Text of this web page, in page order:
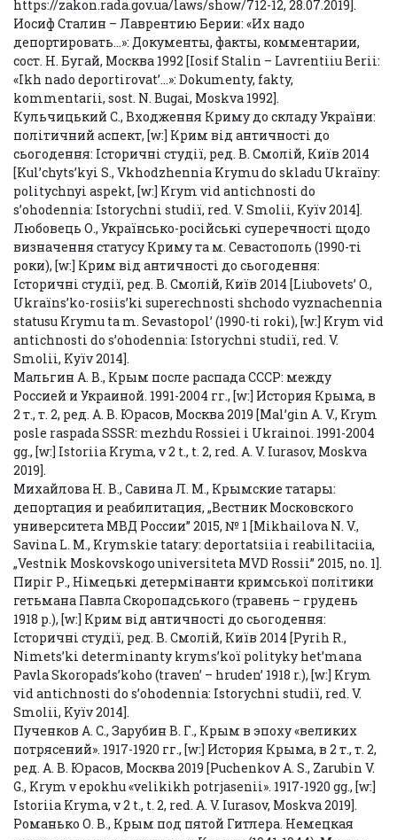
https://zakon.rada.gov.ua/laws/show/712-12, 28.07.2019].
Иосиф Сталин – Лаврентию Берии: «Их надо
депортировать…»: Документы, факты, комментарии,
сост. Н. Бугай, Москва 1992 [Iosif Stalin – Lavrentiiu Berii:
«Ikh nado deportirovat’…»: Dokumenty, fakty,
kommentarii, sost. N. Bugai, Moskva 1992].
Кульчицький С., Входження Криму до складу України:
політичний аспект, [w:] Крим від античності до
сьогодення: Історичні студії, ред. В. Смолій, Київ 2014
[Kul’chyts’kyi S., Vkhodzhennia Krymu do skladu Ukraїny:
polіtychnyi aspekt, [w:] Krym vіd antichnostі do
s’ohodennia: Іstorychnі studії, red. V. Smolіi, Kyїv 2014].
Любовець О., Українсько-російські суперечності щодо
визначення статусу Криму та м. Севастополь (1990-ті
роки), [w:] Крим від античності до сьогодення:
Історичні студії, ред. В. Смолій, Київ 2014 [Liubovets’ O.,
Ukraїns’ko-rosіis’kі superechnostі shchodo vyznachennia
statusu Krymu ta m. Sevastopol’ (1990-tі roki), [w:] Krym vіd
antichnostі do s’ohodennia: Іstorychnі studії, red. V.
Smolіi, Kyїv 2014].
Мальгин А. В., Крым после распада СССР: между
Россией и Украиной. 1991-2004 гг., [w:] История Крыма, в
2 т., т. 2, ред. А. В. Юрасов, Москва 2019 [Mal’gin A. V., Krym
posle raspada SSSR: mezhdu Rossiei i Ukrainoi. 1991-2004
gg., [w:] Istoriia Kryma, v 2 t., t. 2, red. A. V. Iurasov, Moskva
2019].
Михайлова Н. В., Савина Л. М., Крымские татары:
депортация и реабилитация, „Вестник Московского
университета МВД России” 2015, № 1 [Mikhailova N. V.,
Savina L. M., Krymskie tatary: deportatsiia i reabilitaciia,
„Vestnik Moskovskogo universiteta MVD Rossii” 2015, no. 1].
Пиріг Р., Німецькі детермінанти кримської політики
гетьмана Павла Скоропадського (травень – грудень
1918 р.), [w:] Крим від античності до сьогодення:
Історичні студії, ред. В. Смолій, Київ 2014 [Pyrіh R.,
Nіmets’kі determіnanty kryms’koї polіtyky het’mana
Pavla Skoropads’koho (traven’ – hruden’ 1918 r.), [w:] Krym
vіd antichnostі do s’ohodennia: Іstorychnі studії, red. V.
Smolіi, Kyїv 2014].
Пученков А. С., Зарубин В. Г., Крым в эпоху «великих
потрясений». 1917-1920 гг., [w:] История Крыма, в 2 т., т. 2,
ред. А. В. Юрасов, Москва 2019 [Puchenkov A. S., Zarubin V.
G., Krym v epokhu «velikikh potrjasenii». 1917-1920 gg., [w:]
Istoriia Kryma, v 2 t., t. 2, red. A. V. Iurasov, Moskva 2019].
Романько О. В., Крым под пятой Гитлера. Немецкая